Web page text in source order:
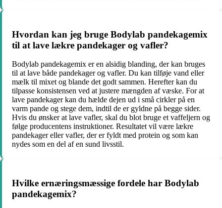
Hvordan kan jeg bruge Bodylab pandekagemix
til at lave lækre pandekager og vafler?
Bodylab pandekagemix er en alsidig blanding, der kan bruges
til at lave både pandekager og vafler. Du kan tilføje vand eller
mælk til mixet og blande det godt sammen. Herefter kan du
tilpasse konsistensen ved at justere mængden af væske. For at
lave pandekager kan du hælde dejen ud i små cirkler på en
varm pande og stege dem, indtil de er gyldne på begge sider.
Hvis du ønsker at lave vafler, skal du blot bruge et vaffeljern og
følge producentens instruktioner. Resultatet vil være lækre
pandekager eller vafler, der er fyldt med protein og som kan
nydes som en del af en sund livsstil.
Hvilke ernæringsmæssige fordele har Bodylab
pandekagemix?